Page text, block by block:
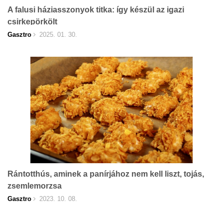
A falusi háziasszonyok titka: így készül az igazi
csirkepörkölt
Gasztro 2025. 01. 30.
Rántotthús, aminek a panírjához nem kell liszt, tojás,
zsemlemorzsa
Gasztro 2023. 10. 08.